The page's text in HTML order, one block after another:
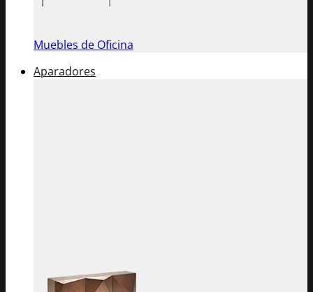
Muebles de Oficina
Aparadores